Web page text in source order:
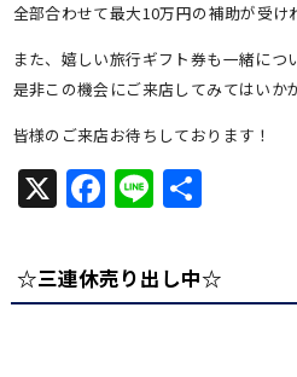
全部合わせて最大10万円の補助が受け
また、嬉しい旅行ギフト券も一緒につ
是非この機会にご来店してみてはいか
皆様のご来店お待ちしております！
X Facebook
Line共
☆三連休売り出し中☆